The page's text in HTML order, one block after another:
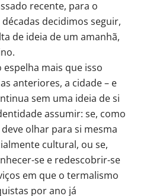
recente, para o
decidimos seguir,
de ideia de um amanhã,
espelha mais que isso
anteriores, a cidade – e
sem uma ideia de si
assumir: se, como
olhar para si mesma
cultural, ou se,
se e redescobrir-se
em que o termalismo
por ano já